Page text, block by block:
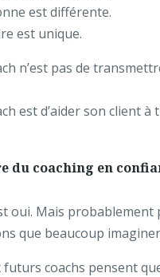
est différente.
est unique.
n’est pas de
est d’aider son client à
du coaching en
oui. Mais probablement
que beaucoup
coachs pensent